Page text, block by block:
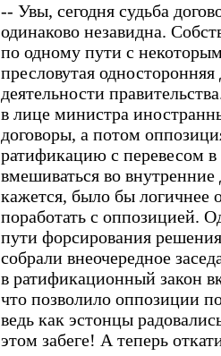
-- Увы, сегодня судьба
одинаково незавидна.
по одному пути с
пресловутая
деятельности
в лице министра
договоры, а потом
ратификацию с перевесом в
вмешиваться во
кажется, было бы логичнее
поработать с оппозицией.
пути форсирования
собрали внеочередное
в ратификационный закон
что позволило оппозиции
ведь как эстонцы
этом забеге! А теперь